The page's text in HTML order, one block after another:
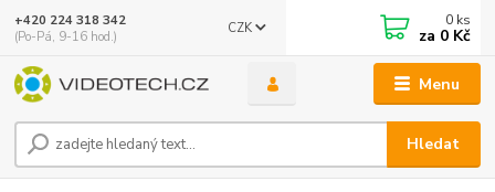
Menu
CZK
Hledat
+420 224 318 342
(Po-Pá, 9-16 hod.)
0 ks
za 0 Kč